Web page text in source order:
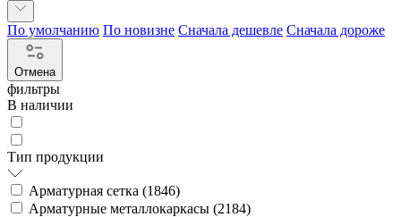
По умолчанию По новизне Сначала дешевле Сначала дороже
Отмена
фильтры
В наличии
Тип продукции
Арматурная сетка (1846)
Арматурные металлокаркасы (2184)